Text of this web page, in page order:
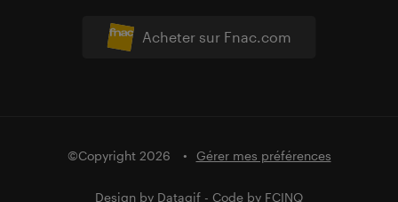
Acheter sur Fnac.com
©Copyright 2026 Gérer mes préférences
Design by Datagif - Code by FCINQ